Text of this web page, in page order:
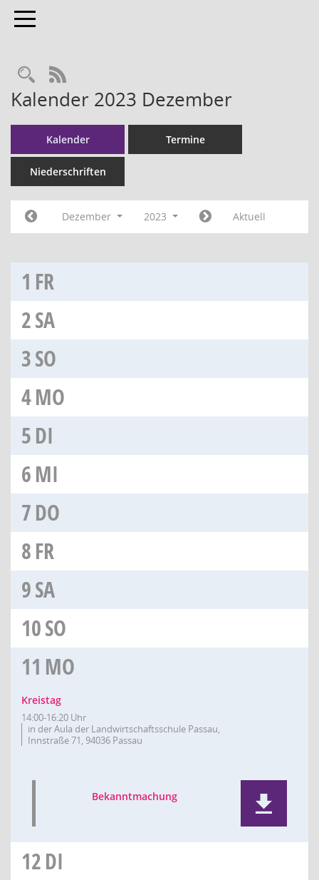
Toggle navigation
RSS-Feed
Kalender 2023 Dezember
Kalender Termine
Niederschriften
Dezember 2023 Aktuell
1 FR
2SA
3SO
4MO
5DI
6MI
7DO
8FR
9SA
10SO
11 MO
Kreistag
14:00-16:20 Uhr
in der Aula der Landwirtschaftsschule Passau,
Innstraße 71, 94036 Passau
Bekanntmachung
12DI